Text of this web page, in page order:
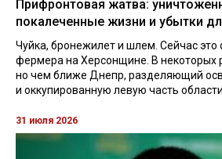
Прифронтовая жатва:
покалеченные жизни и убытки
Чуйка, бронежилет и шлем. Сейчас
фермера на Херсонщине. В некоторых
но чем ближе Днепр, разделяющий
и оккупированную левую часть области,
31 июля 2026